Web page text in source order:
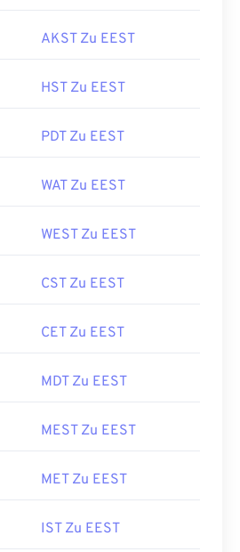
AKST Zu EEST
HST Zu EEST
PDT Zu EEST
WAT Zu EEST
WEST Zu EEST
CST Zu EEST
CET Zu EEST
MDT Zu EEST
MEST Zu EEST
MET Zu EEST
IST Zu EEST